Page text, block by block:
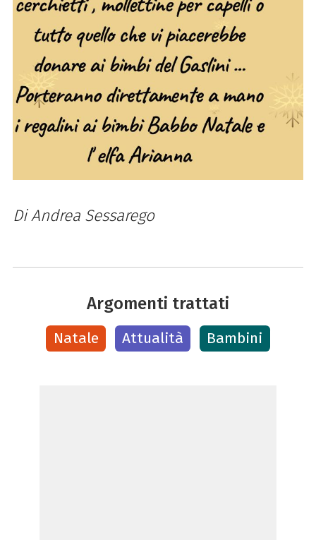
Di Andrea Sessarego
Argomenti trattati
Natale Attualità Bambini